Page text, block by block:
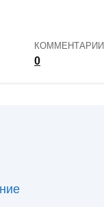
КОММЕНТАРИИ
0